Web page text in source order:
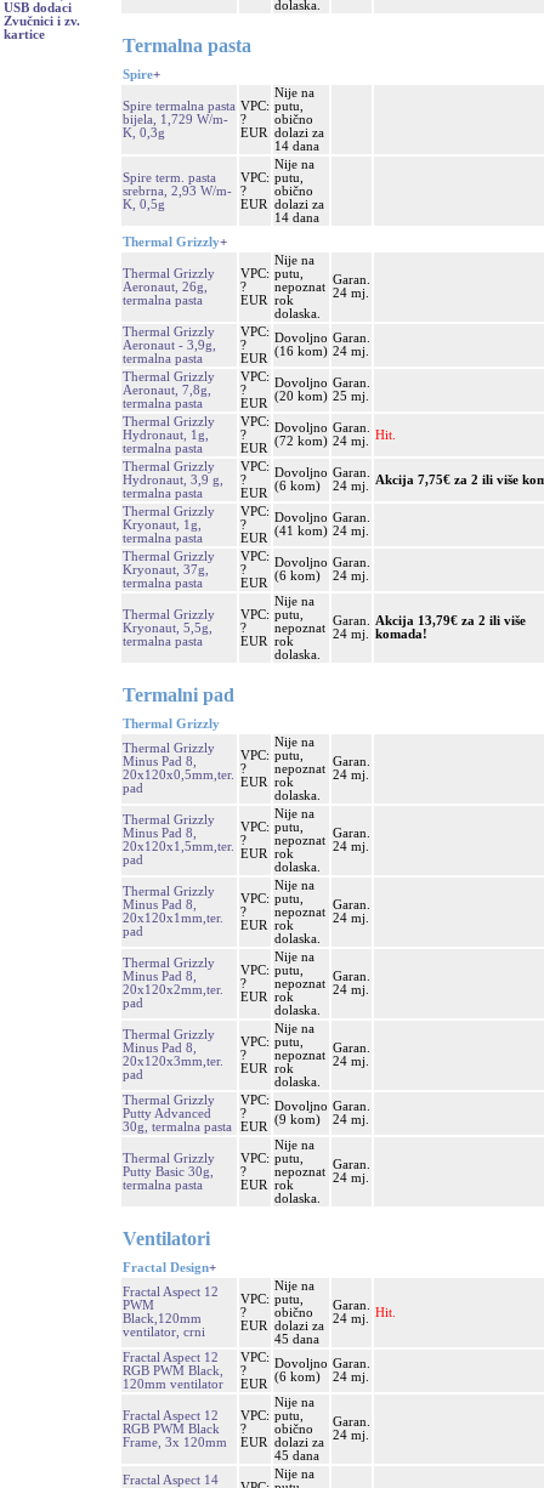
USB dodaci
Zvučnici i zv.
kartice
dolaska.
Termalna pasta
Spire+
Spire termalna pasta
bijela, 1,729 W/m-
K, 0,3g
VPC:
?
EUR
Nije na
putu,
obično
dolazi za
14 dana
Spire term. pasta
srebrna, 2,93 W/m-
K, 0,5g
VPC:
?
EUR
Nije na
putu,
obično
dolazi za
14 dana
Thermal Grizzly+
Thermal Grizzly
Aeronaut, 26g,
termalna pasta
VPC:
?
EUR
Nije na
putu,
nepoznat
rok
dolaska.
Garan.
24 mj.
Thermal Grizzly
Aeronaut - 3,9g,
termalna pasta
VPC:
?
EUR
Dovoljno
(16 kom)
Garan.
24 mj.
Thermal Grizzly
Aeronaut, 7,8g,
termalna pasta
VPC:
?
EUR
Dovoljno
(20 kom)
Garan.
25 mj.
Thermal Grizzly
Hydronaut, 1g,
termalna pasta
VPC:
?
EUR
Dovoljno
(72 kom)
Garan.
24 mj.
Hit.
Thermal Grizzly
Hydronaut, 3,9 g,
termalna pasta
VPC:
?
EUR
Dovoljno
(6 kom)
Garan.
24 mj.
Akcija 7,75€ za 2 ili više
Thermal Grizzly
Kryonaut, 1g,
termalna pasta
VPC:
?
EUR
Dovoljno
(41 kom)
Garan.
24 mj.
Thermal Grizzly
Kryonaut, 37g,
termalna pasta
VPC:
?
EUR
Dovoljno
(6 kom)
Garan.
24 mj.
Thermal Grizzly
Kryonaut, 5,5g,
termalna pasta
VPC:
?
EUR
Nije na
putu,
nepoznat
rok
dolaska.
Garan.
24 mj.
Akcija 13,79€ za 2 ili više
komada!
Termalni pad
Thermal Grizzly
Thermal Grizzly
Minus Pad 8,
20x120x0,5mm,ter.
pad
VPC:
?
EUR
Nije na
putu,
nepoznat
rok
dolaska.
Garan.
24 mj.
Thermal Grizzly
Minus Pad 8,
20x120x1,5mm,ter.
pad
VPC:
?
EUR
Nije na
putu,
nepoznat
rok
dolaska.
Garan.
24 mj.
Thermal Grizzly
Minus Pad 8,
20x120x1mm,ter.
pad
VPC:
?
EUR
Nije na
putu,
nepoznat
rok
dolaska.
Garan.
24 mj.
Thermal Grizzly
Minus Pad 8,
20x120x2mm,ter.
pad
VPC:
?
EUR
Nije na
putu,
nepoznat
rok
dolaska.
Garan.
24 mj.
Thermal Grizzly
Minus Pad 8,
20x120x3mm,ter.
pad
VPC:
?
EUR
Nije na
putu,
nepoznat
rok
dolaska.
Garan.
24 mj.
Thermal Grizzly
Putty Advanced
30g, termalna pasta
VPC:
?
EUR
Dovoljno
(9 kom)
Garan.
24 mj.
Thermal Grizzly
Putty Basic 30g,
termalna pasta
VPC:
?
EUR
Nije na
putu,
nepoznat
rok
dolaska.
Garan.
24 mj.
Ventilatori
Fractal Design+
Fractal Aspect 12
PWM
Black,120mm
ventilator, crni
VPC:
?
EUR
Nije na
putu,
obično
dolazi za
45 dana
Garan.
24 mj.
Hit.
Fractal Aspect 12
RGB PWM Black,
120mm ventilator
VPC:
?
EUR
Dovoljno
(6 kom)
Garan.
24 mj.
Fractal Aspect 12
RGB PWM Black
Frame, 3x 120mm
VPC:
?
EUR
Nije na
putu,
obično
dolazi za
45 dana
Garan.
24 mj.
Fractal Aspect 14
Nije na